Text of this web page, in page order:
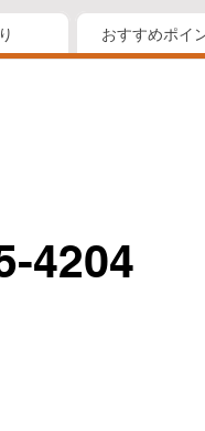
おすすめポイ
4204